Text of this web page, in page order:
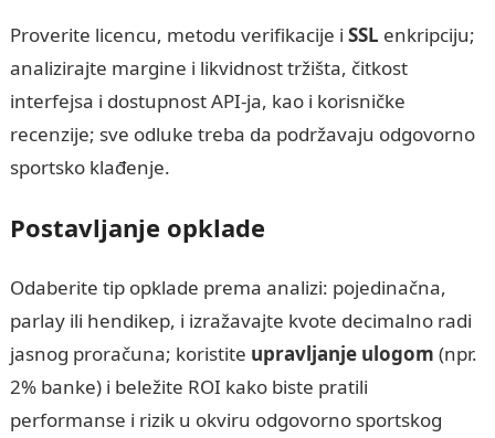
Proverite licencu, metodu verifikacije i SSL enkripciju;
analizirajte margine i likvidnost tržišta, čitkost
interfejsa i dostupnost API-ja, kao i korisničke
recenzije; sve odluke treba da podržavaju odgovorno
sportsko klađenje.
Postavljanje opklade
Odaberite tip opklade prema analizi: pojedinačna,
parlay ili hendikep, i izražavajte kvote decimalno radi
jasnog proračuna; koristite upravljanje ulogom (npr.
2% banke) i beležite ROI kako biste pratili
performanse i rizik u okviru odgovorno sportskog